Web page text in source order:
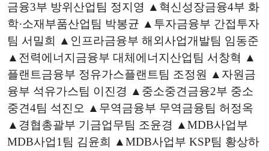
금융3부 방위산업팀 정지영 ▲혁신성장금융4부 화
학·소재부품산업팀 박봉균 ▲투자금융부 간접투자
팀 서밀희 ▲인프라금융부 해외사업개발팀 임동준
▲전력에너지금융부 대체에너지산업팀 서창혁 ▲
플랜트금융부 정유가스플랜트팀 조정원 ▲자원금
융부 석유가스팀 이진경 ▲중소중견금융2부 중소
중견4팀 석진오 ▲무역금융부 무역금융팀 허정옥
▲경협총괄부 기금업무팀 조윤경 ▲MDB사업부
MDB사업1팀 김윤희 ▲MDB사업부 KSP팀 황상하